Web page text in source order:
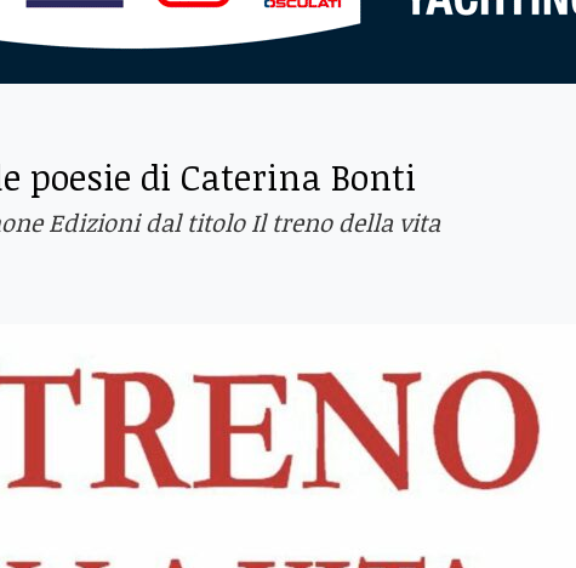
poesie di Caterina Bonti
Edizioni dal titolo Il treno della vita